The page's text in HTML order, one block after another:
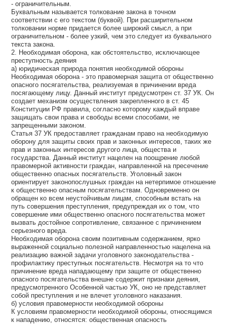
- ограничительным.
Буквальным называется толкование закона в точном
соответствии с его текстом (буквой). При расширительном
толковании норме придается более широкий смысл, а при
ограничительном - более узкий, чем это следует из буквального
текста закона.
2. Необходимая оборона, как обстоятельство, исключающее
преступность деяния
а) юридическая природа понятия необходимой обороны
Необходимая оборона - это правомерная защита от общественно
опасного посягательства, реализуемая в причинении вреда
посягающему лицу. Данный институт предусмотрен ст. 37 УК. Он
создает механизм осуществления закрепленного в ст. 45
Конституции РФ правила, согласно которому каждый вправе
защищать свои права и свободы всеми способами, не
запрещенными законом.
Статья 37 УК предоставляет гражданам право на необходимую
оборону для защиты своих прав и законных интересов, таких же
прав и законных интересов другого лица, общества и
государства. Данный институт нацелен на поощрение любой
правомерной активности граждан, направленной на пресечение
общественно опасных посягательств. Уголовный закон
ориентирует законопослушных граждан на нетерпимое отношение
к общественно опасным посягательствам. Одновременно он
обращен ко всем неустойчивым лицам, способным встать на
путь совершения преступления, предупреждая их о том, что
совершение ими общественно опасного посягательства может
вызвать достойное сопротивление, связанное с причинением
серьезного вреда.
Необходимая оборона своим позитивным содержанием, ярко
выраженной социально полезной направленностью нацелена на
реализацию важной задачи уголовного законодательства -
профилактику преступных посягательств. Несмотря на то что
причинение вреда нападающему при защите от общественно
опасного посягательства внешне содержит признаки деяния,
предусмотренного Особенной частью УК, оно не представляет
собой преступления и не влечет уголовного наказания.
б) условия правомерности необходимой обороны
К условиям правомерности необходимой обороны, относящимся
к нападению, относятся: общественная опасность